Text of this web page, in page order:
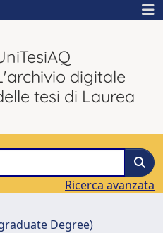
digitale
tesi di Laurea
Ricerca avanzata
Degree)